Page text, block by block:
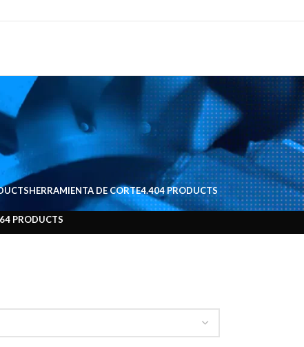
HERRAMIENTA DE CORTE4.404 PRODUCTS
PRODUCTS